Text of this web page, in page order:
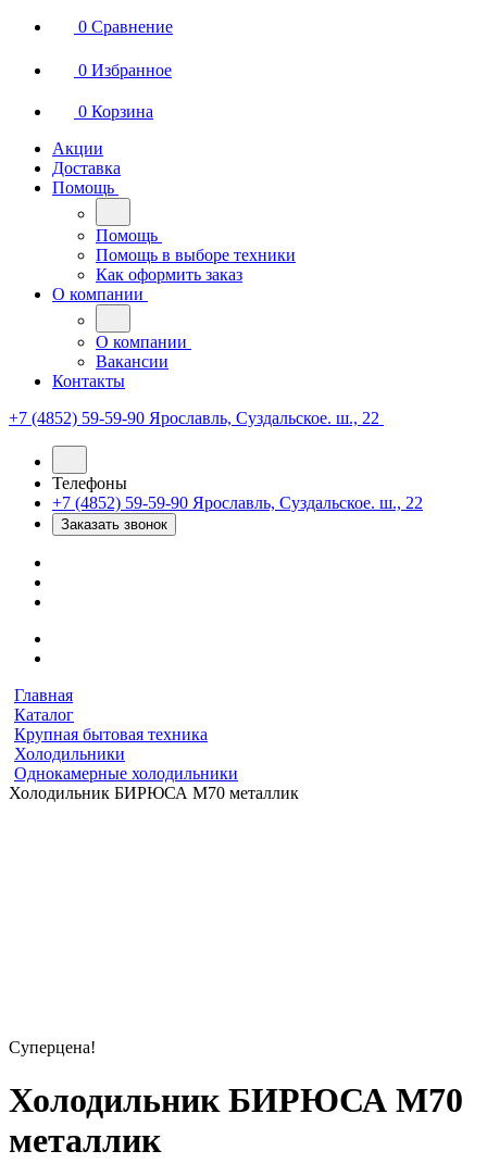
0 Сравнение
0 Избранное
0 Корзина
Акции
Доставка
Помощь
Помощь
Помощь в выборе техники
Как оформить заказ
О компании
О компании
Вакансии
Контакты
+7 (4852) 59-59-90 Ярославль, Суздальское. ш., 22
Телефоны
+7 (4852) 59-59-90 Ярославль, Суздальское. ш., 22
Заказать звонок
Главная
Каталог
Крупная бытовая техника
Холодильники
Однокамерные холодильники
Холодильник БИРЮСА M70 металлик
Суперцена!
Холодильник БИРЮСА M70
металлик